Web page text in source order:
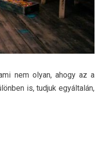
nem olyan, ahogy az a
is, tudjuk egyáltalán,